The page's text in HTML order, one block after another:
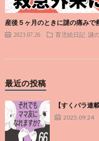
産後５ヶ月のときに謎の痛みで
2023.07.26 育児絵日記 謎
最近の投稿
【すくパラ連
2025.09.24